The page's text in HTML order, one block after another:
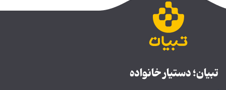
تبیان؛ دستیار خانواده